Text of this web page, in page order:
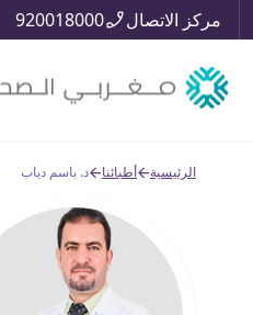
مركز الاتصال 920018000
الرئيسية أطبائنا د. باسم دياب